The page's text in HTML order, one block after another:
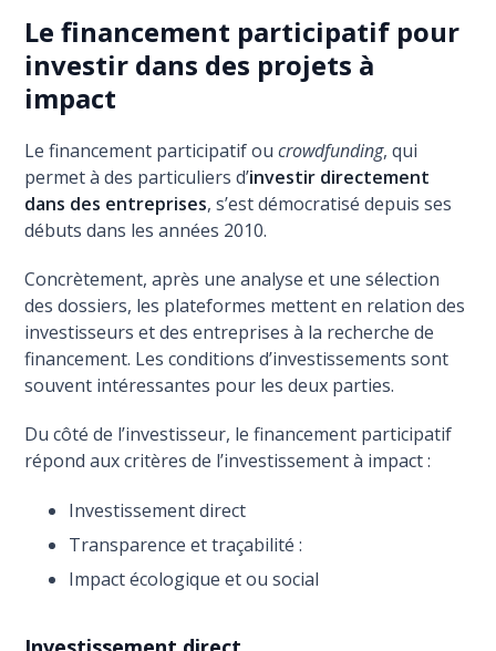
Le financement participatif pour
investir dans des projets à
impact
Le financement participatif oucrowdfunding, qui
permet à des particuliers d’investir directement
dans des entreprises, s’est démocratisé depuis ses
débuts dans les années 2010.
Concrètement, après une analyse et une sélection
des dossiers, les plateformes mettent en relation des
investisseurs et des entreprises à la recherche de
financement. Les conditions d’investissements sont
souvent intéressantes pour les deux parties.
Du côté de l’investisseur, le financement participatif
répond aux critères de l’investissement à impact :
Investissement direct
Transparence et traçabilité :
Impact écologique et ou social